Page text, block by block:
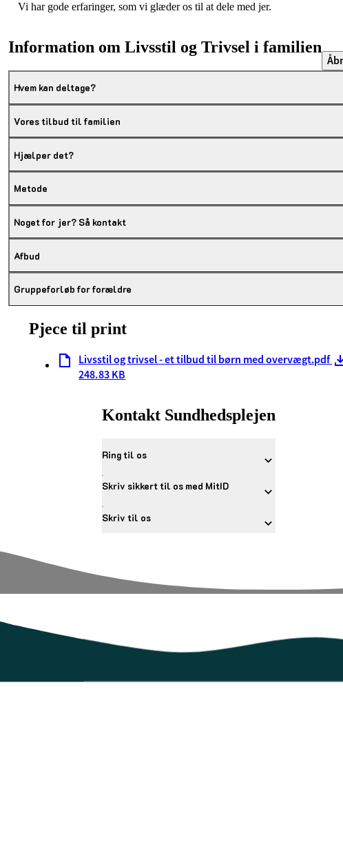
Vi har gode erfaringer, som vi glæder os til at dele med jer.
Information om Livsstil og Trivsel i familien
Hvem kan deltage?
Vores tilbud til familien
Hjælper det?
Metode
Noget for jer? Så kontakt
Afbud
Gruppeforløb for forældre
Pjece til print
Livs­stil ­og ­triv­sel ­- ­et ­til­bud ­til ­børn ­med ­o­ver­vægt.pdf
248.83 KB
Kontakt Sundhedsplejen
Ring til os
Skriv sikkert til os med MitID
Skriv til os